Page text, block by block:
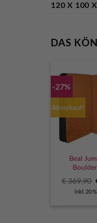
120 X 100
DAS
-27%
Abverkauf!
Beal
€369,90
inkl. 20